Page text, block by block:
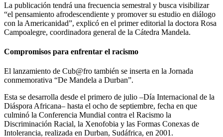
La publicación tendrá una frecuencia semestral y busca visibilizar
“el pensamiento afrodescendiente y promover su estudio en diálogo
con la Americanidad”, explicó en el primer editorial la doctora Rosa
Campoalegre, coordinadora general de la Cátedra Mandela.
Compromisos para enfrentar el racismo
El lanzamiento de Cub@fro también se inserta en la Jornada
conmemorativa “De Mandela a Durban”.
Esta se desarrolla desde el primero de julio –Día Internacional de la
Diáspora Africana– hasta el ocho de septiembre, fecha en que
culminó la Conferencia Mundial contra el Racismo la
Discriminación Racial, la Xenofobia y las Formas Conexas de
Intolerancia, realizada en Durban, Sudáfrica, en 2001.